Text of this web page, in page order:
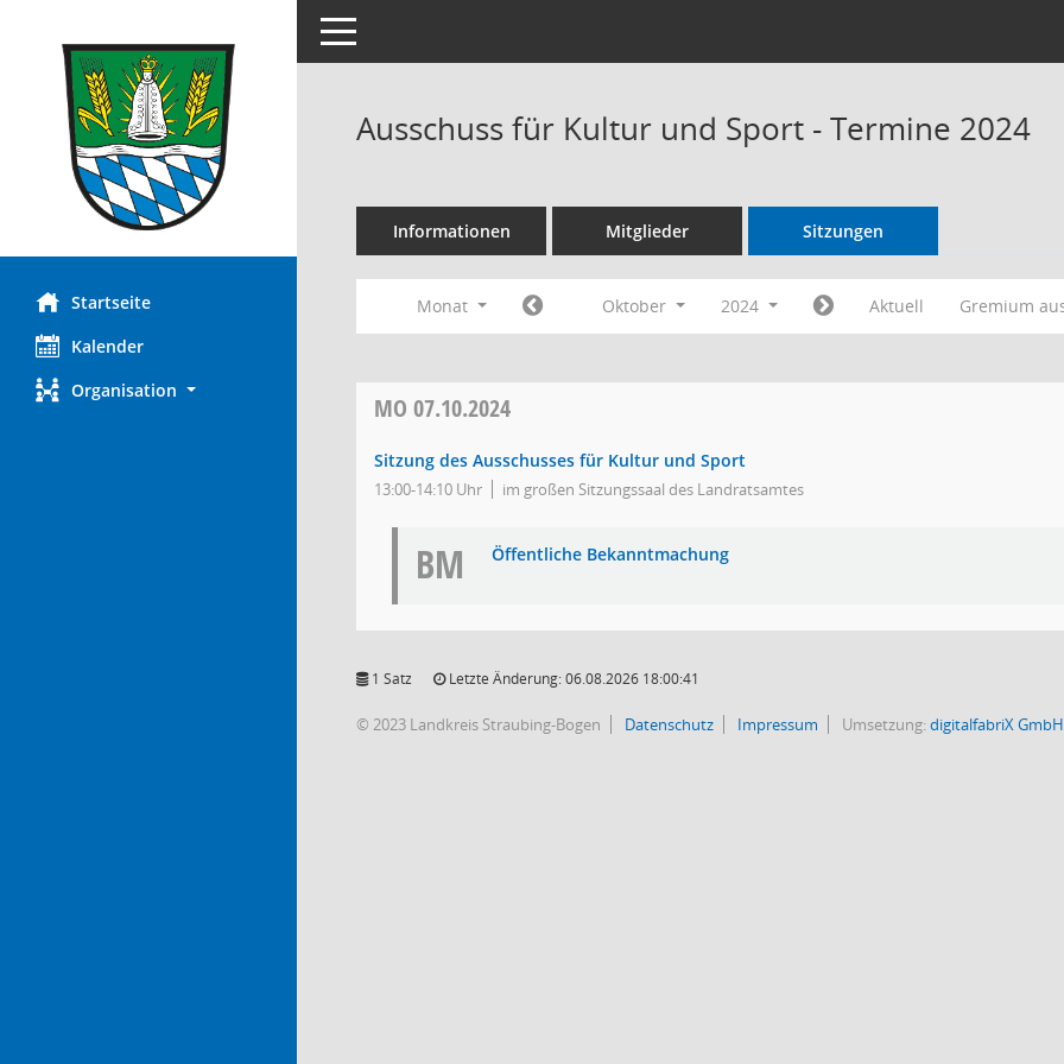
Startseite
Kalender
Organisation
Toggle navigation
Ausschuss für Kultur und Sport - Termine 2024
Informationen Mitglieder Sitzungen
Monat Oktober 2024 Aktuell Gremium
MO 07.10.2024
Sitzung des Ausschusses für Kultur und Sport
13:00-14:10 Uhr im großen Sitzungssaal des Landratsamtes
BM Öffentliche Bekanntmachung
1 Satz Letzte Änderung: 06.08.2026 18:00:41
© 2023 Landkreis Straubing-Bogen Datenschutz Impressum Umsetzung:digitalfabriX GmbH